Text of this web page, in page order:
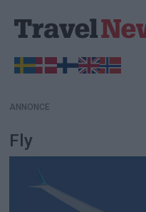
ANNONCE
Fly